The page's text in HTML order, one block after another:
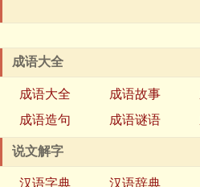
成语大全
成语大全 成语故事
成语造句
成语谜语
说文解字
汉语字典 汉语辞典